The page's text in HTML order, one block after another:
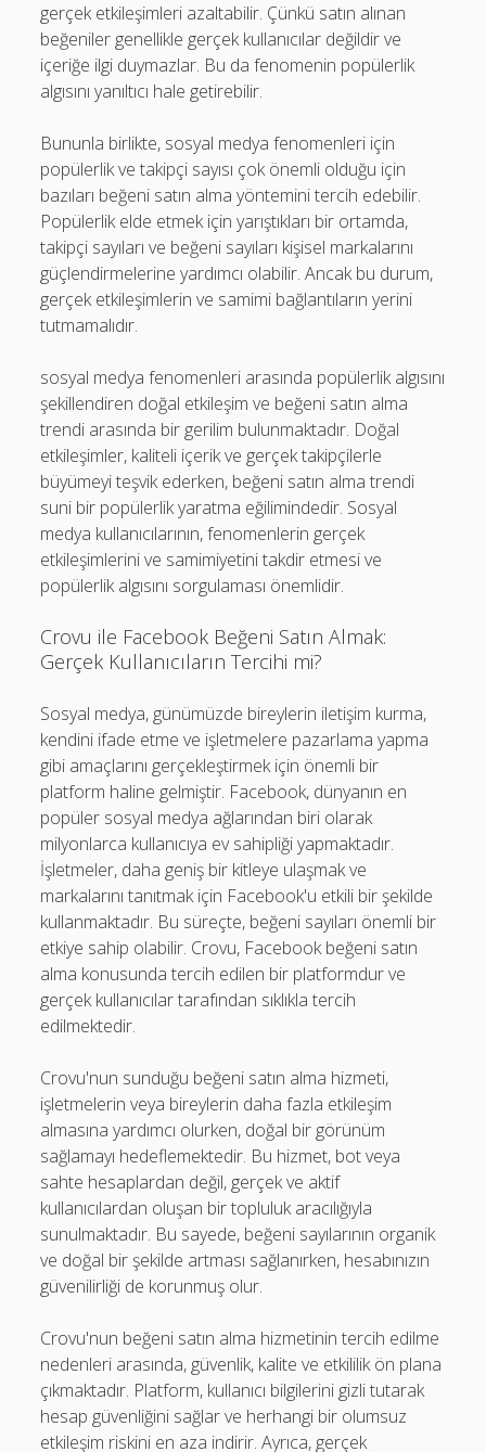
gerçek etkileşimleri azaltabilir. Çünkü satın alınan
beğeniler genellikle gerçek kullanıcılar değildir ve
içeriğe ilgi duymazlar. Bu da fenomenin popülerlik
algısını yanıltıcı hale getirebilir.
Bununla birlikte, sosyal medya fenomenleri için
popülerlik ve takipçi sayısı çok önemli olduğu için
bazıları beğeni satın alma yöntemini tercih edebilir.
Popülerlik elde etmek için yarıştıkları bir ortamda,
takipçi sayıları ve beğeni sayıları kişisel markalarını
güçlendirmelerine yardımcı olabilir. Ancak bu durum,
gerçek etkileşimlerin ve samimi bağlantıların yerini
tutmamalıdır.
sosyal medya fenomenleri arasında popülerlik algısını
şekillendiren doğal etkileşim ve beğeni satın alma
trendi arasında bir gerilim bulunmaktadır. Doğal
etkileşimler, kaliteli içerik ve gerçek takipçilerle
büyümeyi teşvik ederken, beğeni satın alma trendi
suni bir popülerlik yaratma eğilimindedir. Sosyal
medya kullanıcılarının, fenomenlerin gerçek
etkileşimlerini ve samimiyetini takdir etmesi ve
popülerlik algısını sorgulaması önemlidir.
Crovu ile Facebook Beğeni Satın Almak:
Gerçek Kullanıcıların Tercihi mi?
Sosyal medya, günümüzde bireylerin iletişim kurma,
kendini ifade etme ve işletmelere pazarlama yapma
gibi amaçlarını gerçekleştirmek için önemli bir
platform haline gelmiştir. Facebook, dünyanın en
popüler sosyal medya ağlarından biri olarak
milyonlarca kullanıcıya ev sahipliği yapmaktadır.
İşletmeler, daha geniş bir kitleye ulaşmak ve
markalarını tanıtmak için Facebook'u etkili bir şekilde
kullanmaktadır. Bu süreçte, beğeni sayıları önemli bir
etkiye sahip olabilir. Crovu, Facebook beğeni satın
alma konusunda tercih edilen bir platformdur ve
gerçek kullanıcılar tarafından sıklıkla tercih
edilmektedir.
Crovu'nun sunduğu beğeni satın alma hizmeti,
işletmelerin veya bireylerin daha fazla etkileşim
almasına yardımcı olurken, doğal bir görünüm
sağlamayı hedeflemektedir. Bu hizmet, bot veya
sahte hesaplardan değil, gerçek ve aktif
kullanıcılardan oluşan bir topluluk aracılığıyla
sunulmaktadır. Bu sayede, beğeni sayılarının organik
ve doğal bir şekilde artması sağlanırken, hesabınızın
güvenilirliği de korunmuş olur.
Crovu'nun beğeni satın alma hizmetinin tercih edilme
nedenleri arasında, güvenlik, kalite ve etkililik ön plana
çıkmaktadır. Platform, kullanıcı bilgilerini gizli tutarak
hesap güvenliğini sağlar ve herhangi bir olumsuz
etkileşim riskini en aza indirir. Ayrıca, gerçek